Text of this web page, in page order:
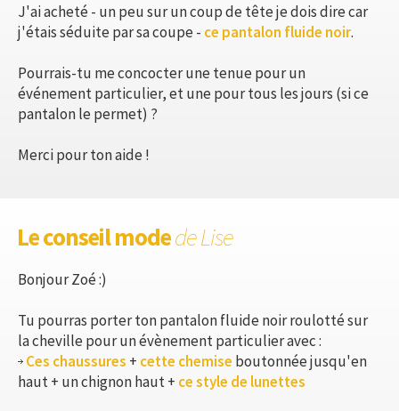
J'ai acheté - un peu sur un coup de tête je dois dire car
j'étais séduite par sa coupe - ce pantalon fluide noir.
Pourrais-tu me concocter une tenue pour un
événement particulier, et une pour tous les jours (si ce
pantalon le permet) ?
Merci pour ton aide !
Le conseil modede Lise
Bonjour Zoé :)
Tu pourras porter ton pantalon fluide noir roulotté sur
la cheville pour un évènement particulier avec :
Ces chaussures + cette chemise boutonnée jusqu'en
haut + un chignon haut + ce style de lunettes